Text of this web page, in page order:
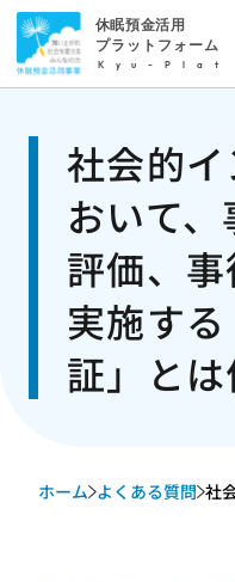
休眠預金活用
プラットフォーム
Kyu-Plat
社会的
おいて
評価、
実施す
証」とは
ホーム よくある質問 社